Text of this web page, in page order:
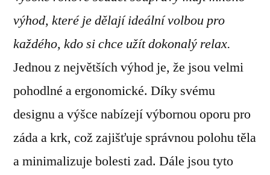
výhod, které je dělají ideální volbou pro
každého, kdo si chce užít dokonalý relax.
Jednou z největších výhod je, že jsou velmi
pohodlné a ergonomické. Díky svému
designu a výšce nabízejí výbornou oporu pro
záda a krk, což zajišťuje správnou polohu těla
a minimalizuje bolesti zad. Dále jsou tyto